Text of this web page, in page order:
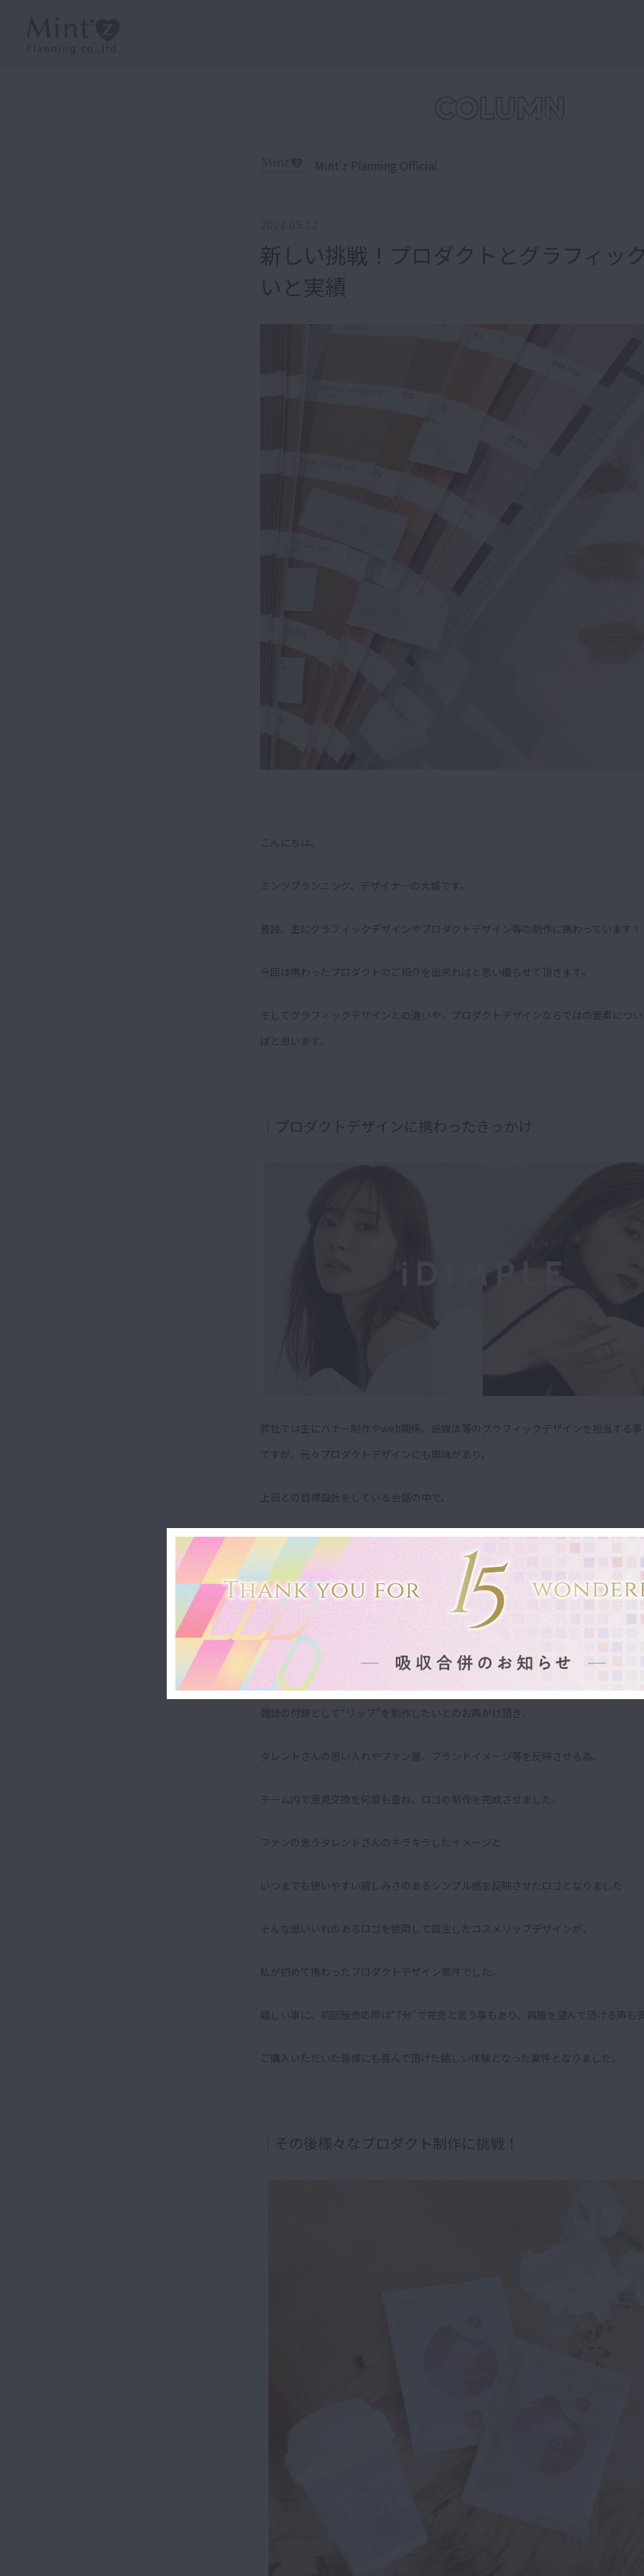
Mint'z Planning Official
新しい挑戦！プロダクトとグラフィッ
いと実績
こんにちは。
ミンツプランニング、デザイナーの大城です。
普段、主にグラフィックデザインやプロダクトデザイン等の制作に携わっています！
今回は携わったプロダクトのご紹介を出来ればと思い綴らせて頂きます。
そしてグラフィックデザインとの違いや、プロダクトデザインならではの要素につ
ばと思います
｜プロダクトデザインに携わったきっかけ
弊社では主にバナー制作やweb関係、紙媒体等のグラフィックデザインを担当する
ですが、元々プロダクトデザインにも興味があり、
上司との目標設計をしている会話の中で、
「自身のプロダクトデザインを生み出したい！」を目標に掲げておりました。
そんな事がきっかけで、「雑誌の付録」「ロゴ」のデザイン担当になれた事がキッ
｜雑誌付録のコスメ
雑誌の付録として“リップ”を制作したいとのお声がけ頂き、
タレントさんの思い入れやファン層、ブランドイメージ等を反映させる為、
チーム内で意見交換を何度も重ね、ロゴの制作を完成させました。
ファンの思うタレントさんのキラキラしたイメージと
いつまでも使いやすい親しみさのあるシンプル感を反映させたロゴとなりました
そんな思いいれのあるロゴを使用して誕生したコスメリップデザインが、
私が初めて携わったプロダクトデザイン案件でした。
嬉しい事に、初回販売の際は“7分”で完売と言う事もあり、再販を望んで頂ける声も
ご購入いただいた皆様にも喜んで頂けた嬉しい体験となった案件となりました
｜その後様々なプロダクト制作に挑戦！